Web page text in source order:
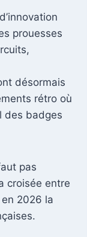
prouesses
désormais
rétro où
des badges
pas
croisée entre
2026 la